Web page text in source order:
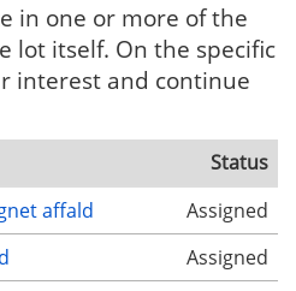
in one or more of the
lot itself. On the specific
interest and continue
Status
affald
Assigned
Assigned